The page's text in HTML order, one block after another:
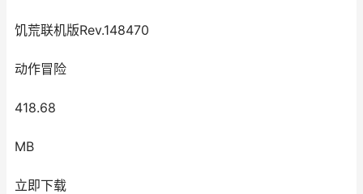
饥荒联机版Rev.148470
动作冒险
418.68
MB
立即下载